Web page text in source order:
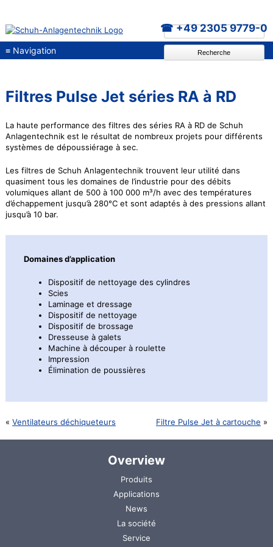
Recherche
+49 2305 9779-0
≡Navigation
Filtres Pulse Jet séries RA à RD
La haute performance des filtres des séries RA à RD de Schuh
Anlagentechnik est le résultat de nombreux projets pour différents
systèmes de dépoussiérage à sec.
Les filtres de Schuh Anlagentechnik trouvent leur utilité dans
quasiment tous les domaines de l’industrie pour des débits
volumiques allant de 500 à 100 000 m³/h avec des températures
d’échappement jusqu’à 280°C et sont adaptés à des pressions allant
jusqu’à 10 bar.
Domaines d’application
Dispositif de nettoyage des cylindres
Scies
Laminage et dressage
Dispositif de nettoyage
Dispositif de brossage
Dresseuse à galets
Machine à découper à roulette
Impression
Élimination de poussières
Ventilateurs déchiqueteurs Filtre Pulse Jet à cartouche
Overview
Aller
contenu
Produits
Applications
News
La société
Service